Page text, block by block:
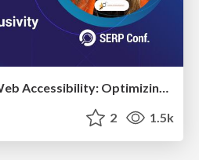
2 1.5k